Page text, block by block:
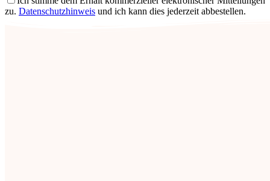
zu. Datenschutzhinweis und ich kann dies jederzeit abbestellen.